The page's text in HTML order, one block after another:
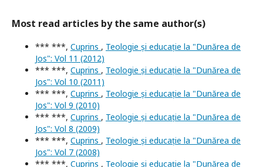
Most read articles by the same author(s)
*** ***, Cuprins , Teologie și educație la "Dunărea de
Jos": Vol 11 (2012)
*** ***, Cuprins , Teologie și educație la "Dunărea de
Jos": Vol 10 (2011)
*** ***, Cuprins , Teologie și educație la "Dunărea de
Jos": Vol 9 (2010)
*** ***, Cuprins , Teologie și educație la "Dunărea de
Jos": Vol 8 (2009)
*** ***, Cuprins , Teologie și educație la "Dunărea de
Jos": Vol 7 (2008)
*** ***, Cuprins , Teologie și educație la "Dunărea de